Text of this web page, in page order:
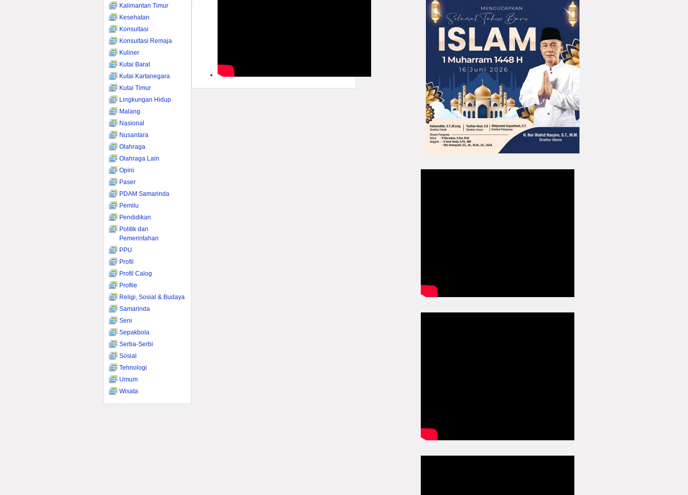
Kalimantan Timur
Kesehatan
Konsultasi
Konsultasi Remaja
Kuliner
Kutai Barat
Kutai Kartanegara
Kutai Timur
Lingkungan Hidup
Malang
Nasional
Nusantara
Olahraga
Olahraga Lain
Opini
Paser
PDAM Samarinda
Pemilu
Pendidikan
Politik dan
Pemerintahan
PPU
Profil
Profil Calog
Profile
Religi, Sosial & Budaya
Samarinda
Seni
Sepakbola
Serba-Serbi
Sosial
Tehnologi
Umum
Wisata